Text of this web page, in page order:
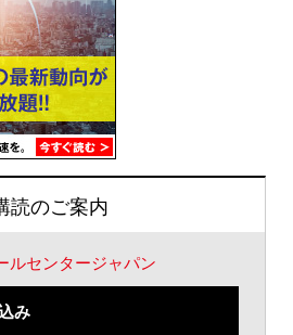
読のご案内
ルセンタージャパン
み